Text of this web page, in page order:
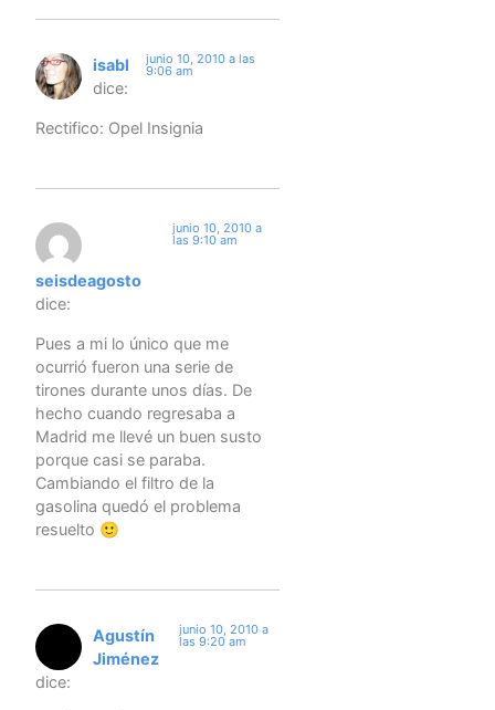
isabl
dice:
junio 10, 2010 a las
9:06 am
Rectifico: Opel Insignia
seisdeagosto
dice:
junio 10, 2010 a
las 9:10 am
Pues a mi lo único que me
ocurrió fueron una serie de
tirones durante unos días. De
hecho cuando regresaba a
Madrid me llevé un buen susto
porque casi se paraba.
Cambiando el filtro de la
gasolina quedó el problema
resuelto 🙂
Agustín
Jiménez
dice:
junio 10, 2010 a
las 9:20 am